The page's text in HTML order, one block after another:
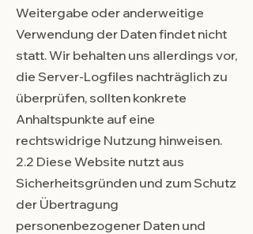
Weitergabe oder anderweitige
Verwendung der Daten findet nicht
statt. Wir behalten uns allerdings vor,
die Server-Logfiles nachträglich zu
überprüfen, sollten konkrete
Anhaltspunkte auf eine
rechtswidrige Nutzung hinweisen.
2.2 Diese Website nutzt aus
Sicherheitsgründen und zum Schutz
der Übertragung
personenbezogener Daten und